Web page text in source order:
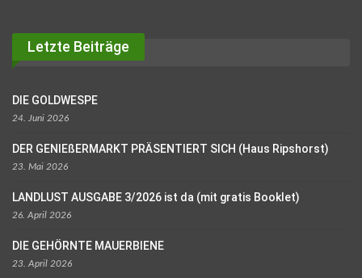
Letzte Beiträge
DIE GOLDWESPE
24. Juni 2026
DER GENIEßERMARKT PRÄSENTIERT SICH (Haus Ripshorst)
23. Mai 2026
LANDLUST AUSGABE 3/2026 ist da (mit gratis Booklet)
26. April 2026
DIE GEHÖRNTE MAUERBIENE
23. April 2026